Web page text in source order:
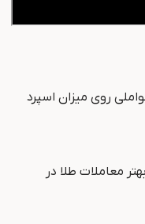
روی میزان اسپرد
معاملات طلا در